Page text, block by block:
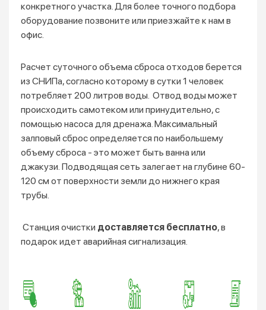
конкретного участка. Для более точного подбора
оборудование позвоните или приезжайте к нам в
офис.
Расчет суточного объема сброса отходов берется
из СНИПа, согласно которому в сутки 1 человек
потребляет 200 литров воды. Отвод воды может
происходить самотеком или принудительно, с
помощью насоса для дренажа. Максимальный
залповый сброс определяется по наибольшему
объему сброса - это может быть ванна или
джакузи. Подводящая сеть залегает на глубине 60-
120 см от поверхности земли до нижнего края
трубы.
Станция очистки доставляется бесплатно, в
подарок идет аварийная сигнализация.